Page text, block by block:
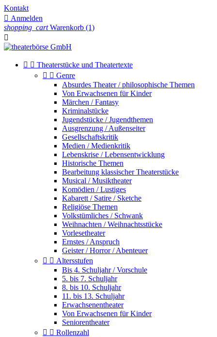
Kontakt
 Anmelden
shopping_cart Warenkorb (1)

  Theaterstücke und Theatertexte
  Genre
Absurdes Theater / philosophische Themen
Von Erwachsenen für Kinder
Märchen / Fantasy
Kriminalstücke
Jugendstücke / Jugendthemen
Ausgrenzung / Außenseiter
Gesellschaftskritik
Medien / Medienkritik
Lebenskrise / Lebensentwicklung
Historische Themen
Bearbeitung klassischer Theaterstücke
Musical / Musiktheater
Komödien / Lustiges
Kabarett / Satire / Sketche
Religiöse Themen
Volkstümliches / Schwank
Weihnachten / Weihnachtsstücke
Vorlesetheater
Ernstes / Anspruch
Geister / Horror / Abenteuer
  Altersstufen
Bis 4. Schuljahr / Vorschule
5. bis 7. Schuljahr
8. bis 10. Schuljahr
11. bis 13. Schuljahr
Erwachsenentheater
Von Erwachsenen für Kinder
Seniorentheater
  Rollenzahl